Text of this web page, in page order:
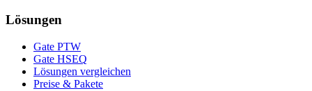
Lösungen
Gate PTW
Gate HSEQ
Lösungen vergleichen
Preise & Pakete